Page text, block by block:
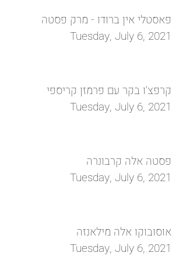
פאסטלי אין ברודו - מרק פסטה
Tuesday, July 6, 2021
קרפצ'ו בקר עם פרמזן קריספי
Tuesday, July 6, 2021
פסטה אלה קרבונרה
Tuesday, July 6, 2021
אוסובוקו אלה מילאנזה
Tuesday, July 6, 2021